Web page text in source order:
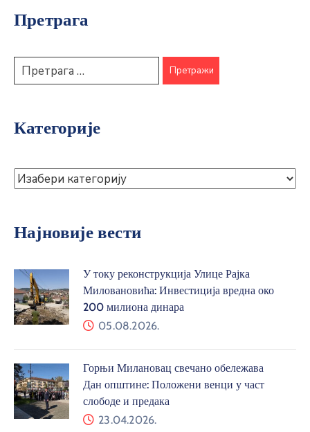
Претрага
Категорије
Најновије вести
У току реконструкција Улице Рајка
Миловановића: Инвестиција вредна око
200 милиона динара
05.08.2026.
Горњи Милановац свечано обележава
Дан општине: Положени венци у част
слободе и предака
23.04.2026.